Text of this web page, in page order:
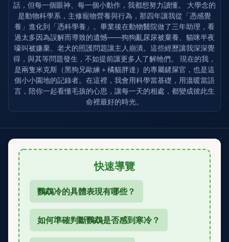
話，但每一個眼神、每一個小動作，我都想努力讀懂。 大學念的
是動物科學系，主修寵物營養與行為，那四年讓我從「憑感覺
養」進化到「憑科學養」。畢業後在動物醫院做了三年助理，看
過太多因為誤解而導致的遺憾——狗狗亂尿尿被棄養、貓咪半夜
嚎叫被嫌棄、老犬的照護問題讓主人崩潰。這些經歷讓我深深覺
得，與其等問題發生，不如提前讓更多人了解牠們。 現在的我，
是兩隻米克斯（黑狗兄歐練＋橘貓胖達）的專屬鏟屎官，也是這
個小小園地的記錄者。在這裡，我會用科學當基礎，用溫暖當語
言，陪你一起看懂毛孩的心思，讓每一天的相處，都變成彼此生
命裡最好的時光。
快速導覽
鸚鵡冷的具體表現有哪些？
如何準確判斷鸚鵡是否感到寒冷？